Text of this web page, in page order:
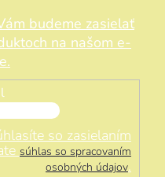
budeme zasielať
na našom e-
so zasielaním
súhlas so spracovaním
osobných údajov.